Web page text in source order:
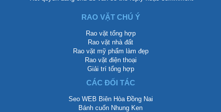
RAO VẶT CHÚ Ý
Rao vặt tổng hợp
Rao vặt nhà đất
Rao vặt mỹ phẩm làm đẹp
Rao vặt điện thoại
Giải trí tổng hợp
CÁC ĐỐI TÁC
Seo WEB Biên Hòa Đồng Nai
Bánh cuốn Nhung Ken